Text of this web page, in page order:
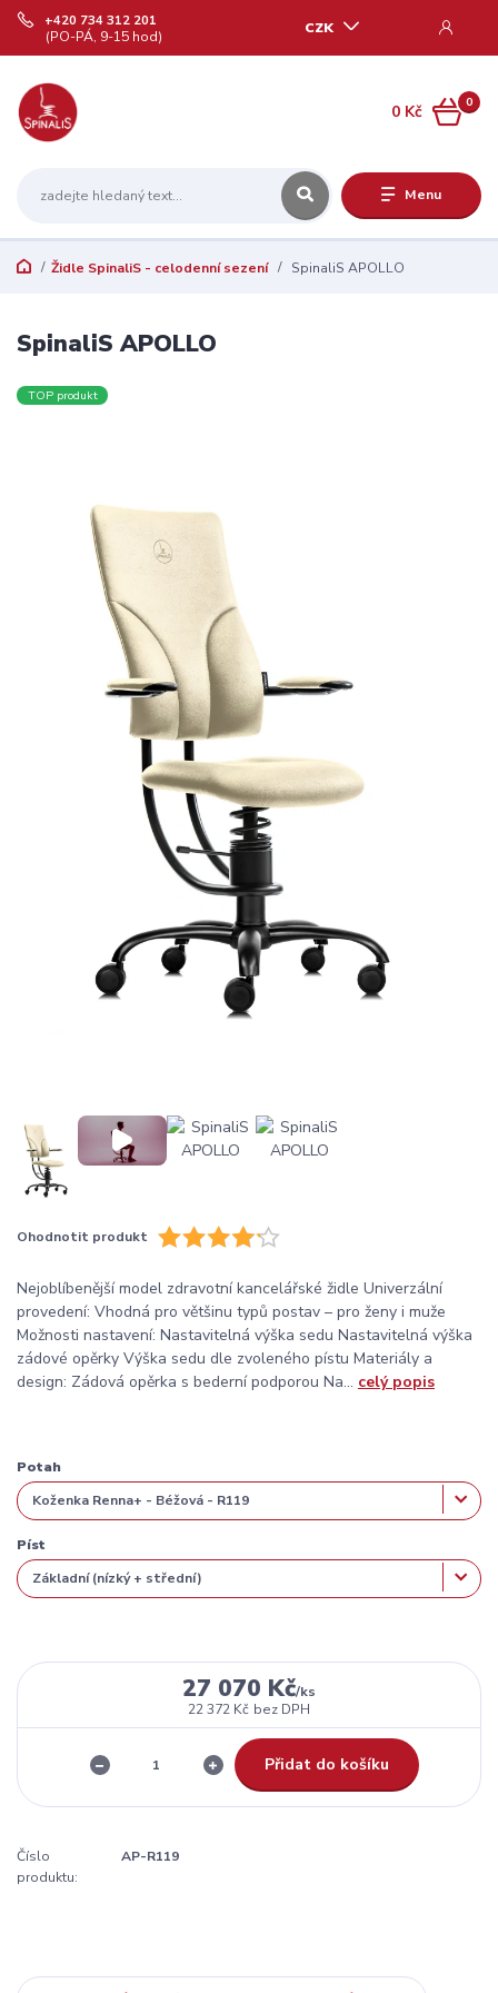
Menu
CZK
+420 734 312 201
(PO-PÁ, 9-15 hod)
0
0 Kč
Židle SpinaliS - celodenní sezení SpinaliS APOLLO
SpinaliS APOLLO
TOP produkt
Ohodnotit produkt
Nejoblíbenější model zdravotní kancelářské židle Univerzální
provedení: Vhodná pro většinu typů postav – pro ženy i muže
Možnosti nastavení: Nastavitelná výška sedu Nastavitelná výška
zádové opěrky Výška sedu dle zvoleného pístu Materiály a
design: Zádová opěrka s bederní podporou Na... celý popis
Potah
Píst
27 070 Kč/ks
22 372 Kč bez DPH
Přidat do košíku
Číslo
produktu:
AP-R119